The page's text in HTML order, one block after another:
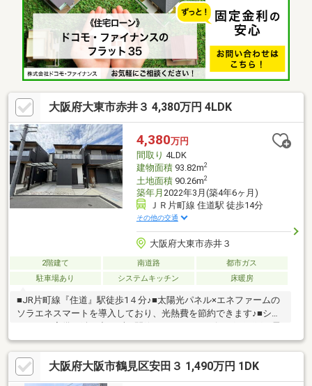
（徒歩6分）・ニトリ大東諸福店 500ｍ（徒歩7分）・大東医
院 400ｍ（徒歩5分）～住まいのことなら イオンハウジングイオ
ンモール茨木店にお任せください！～イオンハウジングイオンモ
ール茨木店 担当：金本龍太郎TEL：0120-087-188
大阪府大東市赤井３ 4,380万円 4LDK
4,380万円
間取り 4LDK
建物面積93.82m2
土地面積90.26m2
築年月 2022年3月(築4年6ヶ月)
ＪＲ片町線 住道駅 徒歩14分
その他の交通
大阪府大東市赤井３
2階建て 南道路
都市ガス
駐車場あり
システムキッチン 床暖房
■JR片町線『住道』駅徒歩1４分♪■太陽光パネル×エネファームの
ソラエネスマートを導入しており、光熱費を節約できます♪■シス
動シャッターで開閉もラクラクです♪■EV車充電ポート完備♪■洗面
化粧台が各階にあり朝の身支度もゆっくりできます♪■毎日のお買
物や、子育て施設が整った環境で新生活をスタート！徒歩圏内で
スーパーなどもございますので買い忘れなどにも安心ですよ♪ ■
大阪府大阪市鶴見区安田３ 1,490万円 1DK